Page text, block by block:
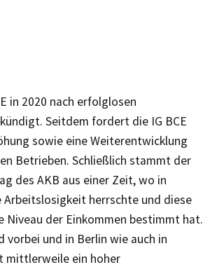
in 2020 nach erfolglosen
Seitdem fordert die IG BCE
sowie eine Weiterentwicklung
Betrieben. Schließlich stammt der
des AKB aus einer Zeit, wo in
herrschte und diese
Niveau der Einkommen bestimmt hat.
vorbei und in Berlin wie auch in
mittlerweile ein hoher